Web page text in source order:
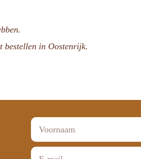
bestellen in Oostenrijk.